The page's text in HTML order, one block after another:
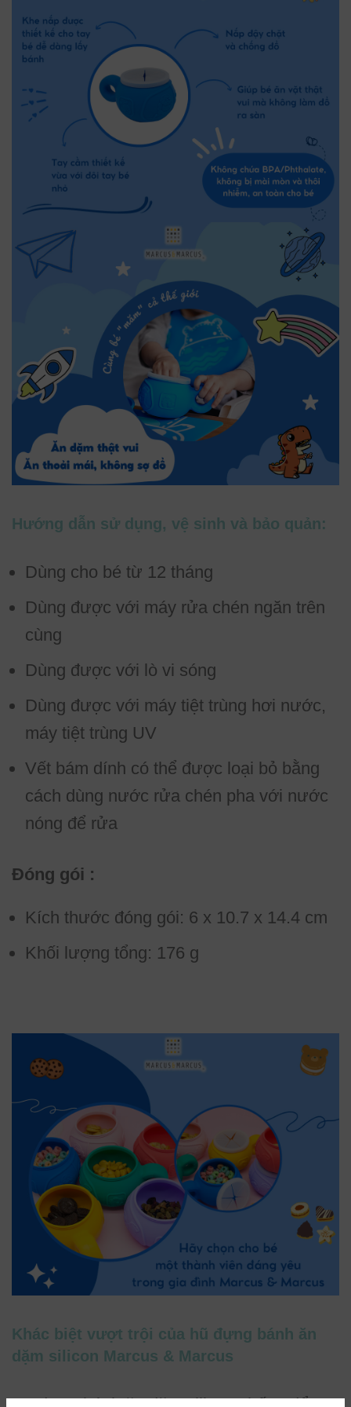
Hướng dẫn sử dụng, vệ sinh và bảo quản:
Dùng cho bé từ 12 tháng
Dùng được với máy rửa chén ngăn trên
cùng
Dùng được với lò vi sóng
Dùng được với máy tiệt trùng hơi nước,
máy tiệt trùng UV
Vết bám dính có thể được loại bỏ bằng
cách dùng nước rửa chén pha với nước
nóng để rửa
Đóng gói :
Kích thước đóng gói: 6 x 10.7 x 14.4 cm
Khối lượng tổng: 176 g
Khác biệt vượt trội của hũ đựng bánh ăn
dặm silicon Marcus & Marcus